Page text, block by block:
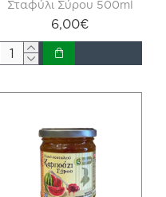
Σταφύλι Σύρου 500ml
6,00€